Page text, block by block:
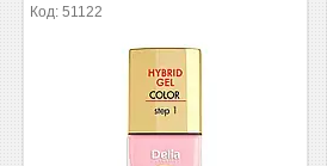
51122